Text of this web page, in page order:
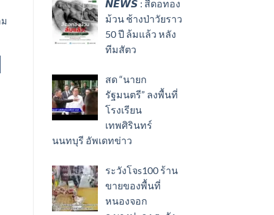
𝙉𝙀𝙒𝙎 : สีดอทอง
ม้วน ช้างป่าวัยราว
50 ปี ล้มแล้ว หลัง
ทีมสัตว
สด “นายก
รัฐมนตรี” ลงพื้นที่
โรงเรียน
เทพศิรินทร์
นนทบุรี อัพเดทข่าว
ระวังโจs100 ร้าน
ขายของพื้นที่
หนองจอก